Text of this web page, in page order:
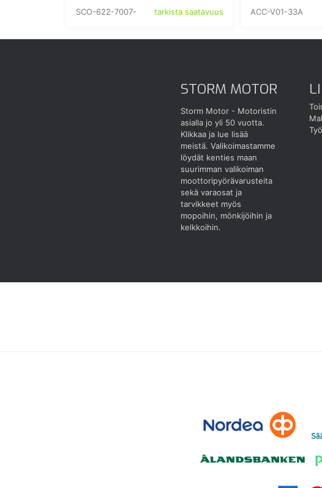
SCO-622-7007- tarkista saatavuus ACC-V01-33A
STORM MOTOR
Storm Motor - Motoristin
asialla jo yli 50 vuotta.
Klikkaa ja lue lisää
meistä. Valikoimastamme
löydät kenties maan
suurimman valikoiman
moottoripyörävarusteita
sekä varaosat ja
tarvikkeet myös
mopoihin, mönkijöihin ja
kelkkoihin.